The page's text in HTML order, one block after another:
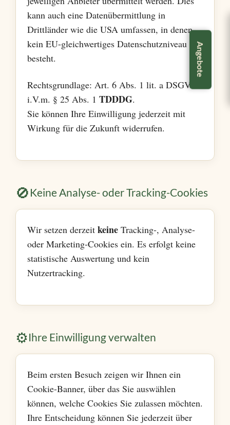
kann auch eine Datenübermittlung in
Drittländer wie die USA umfassen, in denen
kein EU-gleichwertiges Datenschutzniveau
besteht.
Rechtsgrundlage: Art. 6 Abs. 1 lit. a DSGVO
i.V.m. § 25 Abs. 1 TDDDG.
Sie können Ihre Einwilligung jederzeit mit
Wirkung für die Zukunft widerrufen.
🚫 Keine Analyse- oder Tracking-Cookies
Wir setzen derzeit keine Tracking-, Analyse-
oder Marketing-Cookies ein. Es erfolgt keine
statistische Auswertung und kein
Nutzertracking.
⚙️Ihre Einwilligung verwalten
Beim ersten Besuch zeigen wir Ihnen ein
Cookie-Banner, über das Sie auswählen
können, welche Cookies Sie zulassen möchten.
Ihre Entscheidung können Sie jederzeit über
Angebote
Montag – Freitag 6:30 – 13:00 Uhr
Nachmittags 15:00 – 18:00 Uhr
Samstag 6:30 – 12:00 Uhr